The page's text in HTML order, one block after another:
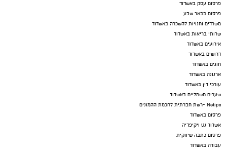
פרסום עסק באשדוד
פרסום בבאר שבע
משרדים וחנויות להשכרה באשדוד
שרותי בריאות באשדוד
אירועים באשדוד
דרושים באשדוד
חוגים באשדוד
ארנונה באשדוד
עורכי דין באשדוד
שערים חשמליים באשדוד
Netips -רשת חברתית לחכמת ההמונים
פרסום באשדוד
אשדוד נט ויקיפדיה
פרסום כתבה שיווקית
עבודה באשדוד